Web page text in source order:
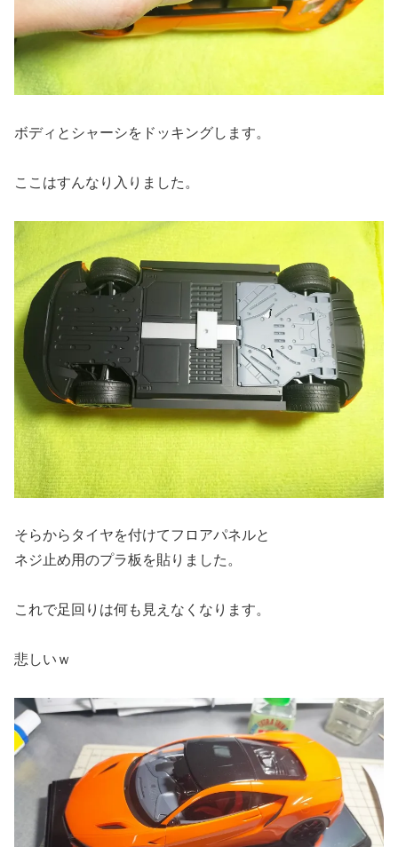
ボディとシャーシをドッキングします。
ここはすんなり入りました。
そらからタイヤを付けてフロアパネルと
ネジ止め用のプラ板を貼りました。
これで足回りは何も見えなくなります。
悲しいｗ